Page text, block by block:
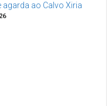
ao Calvo Xiria